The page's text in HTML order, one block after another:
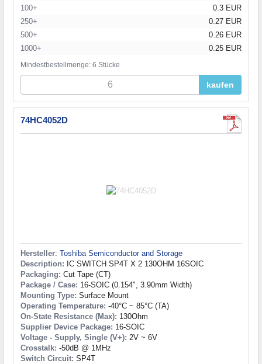
100+
0.3 EUR
250+
0.27 EUR
500+
0.26 EUR
1000+
0.25 EUR
Mindestbestellmenge: 6 Stücke
kaufen
74HC4052D
Hersteller: Toshiba Semiconductor and Storage
Description: IC SWITCH SP4T X 2 130OHM 16SOIC
Packaging: Cut Tape (CT)
Package / Case: 16-SOIC (0.154", 3.90mm Width)
Mounting Type: Surface Mount
Operating Temperature: -40°C ~ 85°C (TA)
On-State Resistance (Max): 130Ohm
Supplier Device Package: 16-SOIC
Voltage - Supply, Single (V+): 2V ~ 6V
Crosstalk: -50dB @ 1MHz
Switch Circuit: SP4T